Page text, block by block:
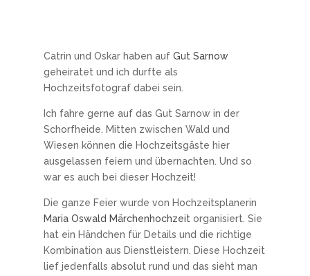
Catrin und Oskar haben auf Gut Sarnow
geheiratet und ich durfte als
Hochzeitsfotograf dabei sein.
Ich fahre gerne auf das Gut Sarnow in der
Schorfheide. Mitten zwischen Wald und
Wiesen können die Hochzeitsgäste hier
ausgelassen feiern und übernachten. Und so
war es auch bei dieser Hochzeit!
Die ganze Feier wurde von Hochzeitsplanerin
Maria Oswald Märchenhochzeitorganisiert. Sie
hat ein Händchen für Details und die richtige
Kombination aus Dienstleistern. Diese Hochzeit
lief jedenfalls absolut rund und das sieht man